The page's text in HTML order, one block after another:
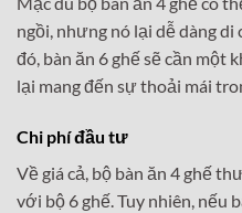
ngồi, nhưng nó lại dễ dàng
đó, bàn ăn 6 ghế sẽ cần một
lại mang đến sự thoải mái
Chi phí đầu tư
Về giá cả, bộ bàn ăn 4 ghế
với bộ 6 ghế. Tuy nhiên, nếu